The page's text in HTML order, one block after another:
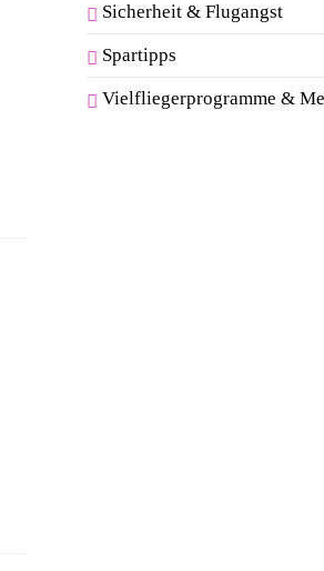
Sicherheit & Flugangst
Spartipps
Vielfliegerprogramme &